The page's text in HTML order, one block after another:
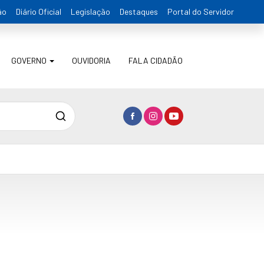
Diário Oficial Legislação Destaques Portal do Servidor
GOVERNO OUVIDORIA FALA CIDADÃO
Pesquisa